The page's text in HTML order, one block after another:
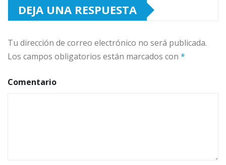
DEJA UNA RESPUESTA
Tu dirección de correo electrónico no será publicada.
Los campos obligatorios están marcados con *
Comentario